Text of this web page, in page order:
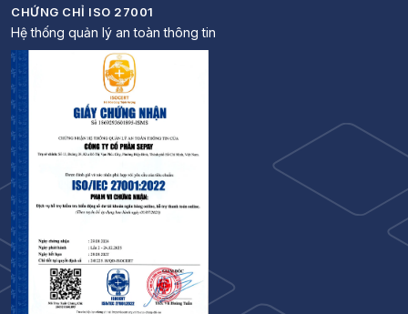
CHỨNG CHỈ ISO 27001
Hệ thống quản lý an toàn thông tin